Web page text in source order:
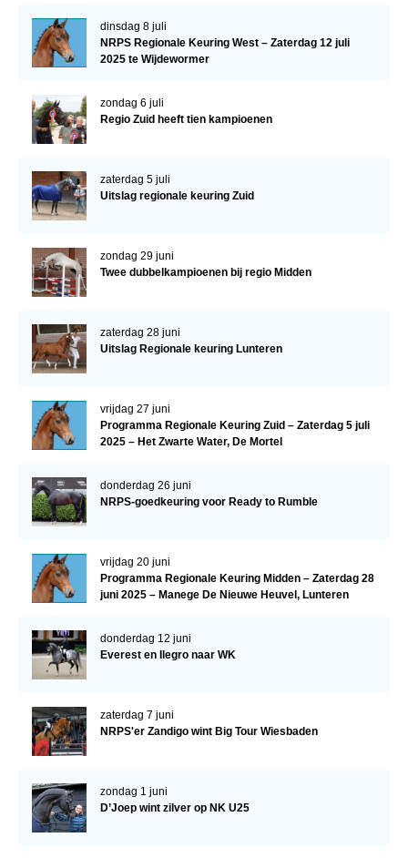
dinsdag 8 juli
NRPS Regionale Keuring West – Zaterdag 12 juli
2025 te Wijdewormer
zondag 6 juli
Regio Zuid heeft tien kampioenen
zaterdag 5 juli
Uitslag regionale keuring Zuid
zondag 29 juni
Twee dubbelkampioenen bij regio Midden
zaterdag 28 juni
Uitslag Regionale keuring Lunteren
vrijdag 27 juni
Programma Regionale Keuring Zuid – Zaterdag 5 juli
2025 – Het Zwarte Water, De Mortel
donderdag 26 juni
NRPS-goedkeuring voor Ready to Rumble
vrijdag 20 juni
Programma Regionale Keuring Midden – Zaterdag 28
juni 2025 – Manege De Nieuwe Heuvel, Lunteren
donderdag 12 juni
Everest en Ilegro naar WK
zaterdag 7 juni
NRPS'er Zandigo wint Big Tour Wiesbaden
zondag 1 juni
D’Joep wint zilver op NK U25